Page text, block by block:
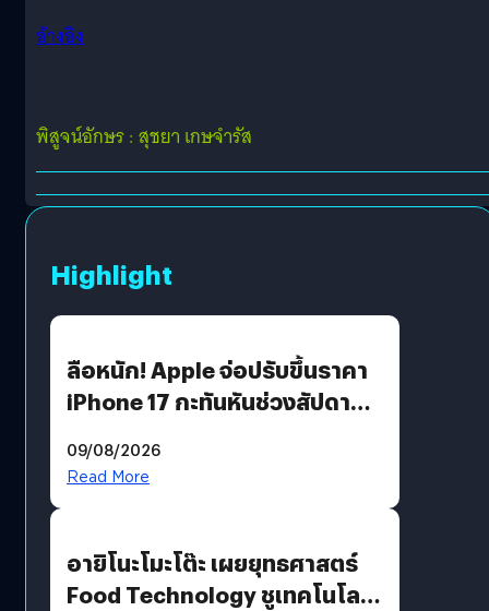
อ้างอิง
พิสูจน์อักษร : สุชยา เกษจำรัส
Highlight
ลือหนัก! Apple จ่อปรับขึ้นราคา
iPhone 17 กะทันหันช่วงสัปดาห์ที่
09/08/2026
Read More
อายิโนะโมะโต๊ะ เผยยุทธศาสตร์
Food Technology ชูเทคโนโลยี